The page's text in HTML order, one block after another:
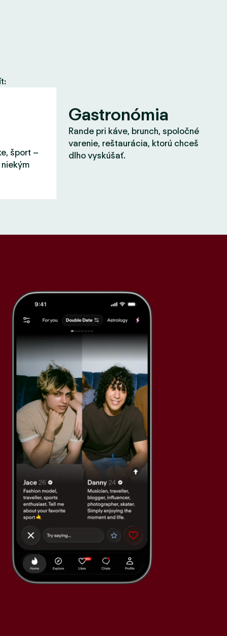
šport –
Gastronómia
Rande pri káve, brunch, spoločné
varenie, reštaurácia, ktorú chceš
dlho vyskúšať.